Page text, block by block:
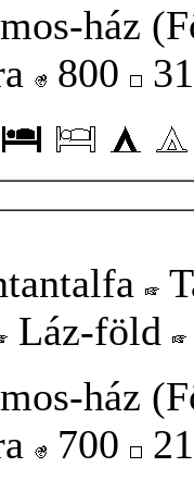
ház
800
Láz-föld
ház
700